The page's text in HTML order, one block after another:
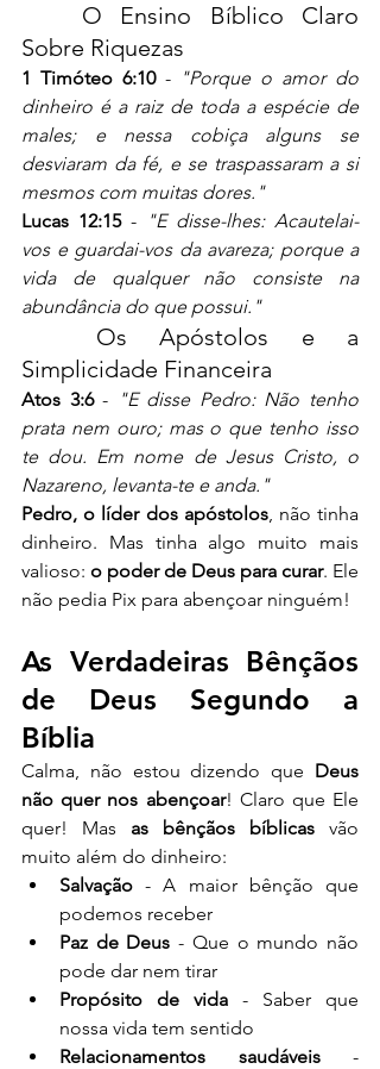
Sobre Riquezas
1 Timóteo 6:10 - "Porque o amor do
dinheiro é a raiz de toda a espécie de
males; e nessa cobiça alguns se
desviaram da fé, e se traspassaram a si
mesmos com muitas dores."
Lucas 12:15 -
"E disse-lhes: Acautelai-
vos e guardai-vos da avareza; porque a
vida de qualquer não consiste na
abundância do que possui."
Simplicidade Financeira
Atos 3:6 -
"E disse Pedro: Não tenho
prata nem ouro; mas o que tenho isso
te dou. Em nome de Jesus Cristo, o
Nazareno, levanta-te e anda."
Pedro, o líder dos apóstolos, não tinha
dinheiro. Mas tinha algo muito mais
valioso: o poder de Deus para curar. Ele
não pedia Pix para abençoar ninguém!
As Verdadeiras Bênçãos
de Deus Segundo a
Bíblia
Calma, não estou dizendo que Deus
não quer nos abençoar! Claro que Ele
quer! Mas as bênçãos bíblicas vão
muito além do dinheiro:
Salvação - A maior bênção que
podemos receber
Paz de Deus - Que o mundo não
pode dar nem tirar
Propósito de vida - Saber que
nossa vida tem sentido
Relacionamentos saudáveis -